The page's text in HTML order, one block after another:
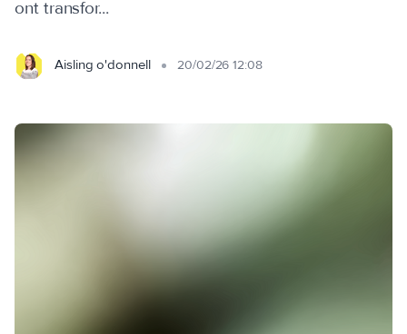
ont transfor...
Aisling o'donnell 20/02/26 12:08